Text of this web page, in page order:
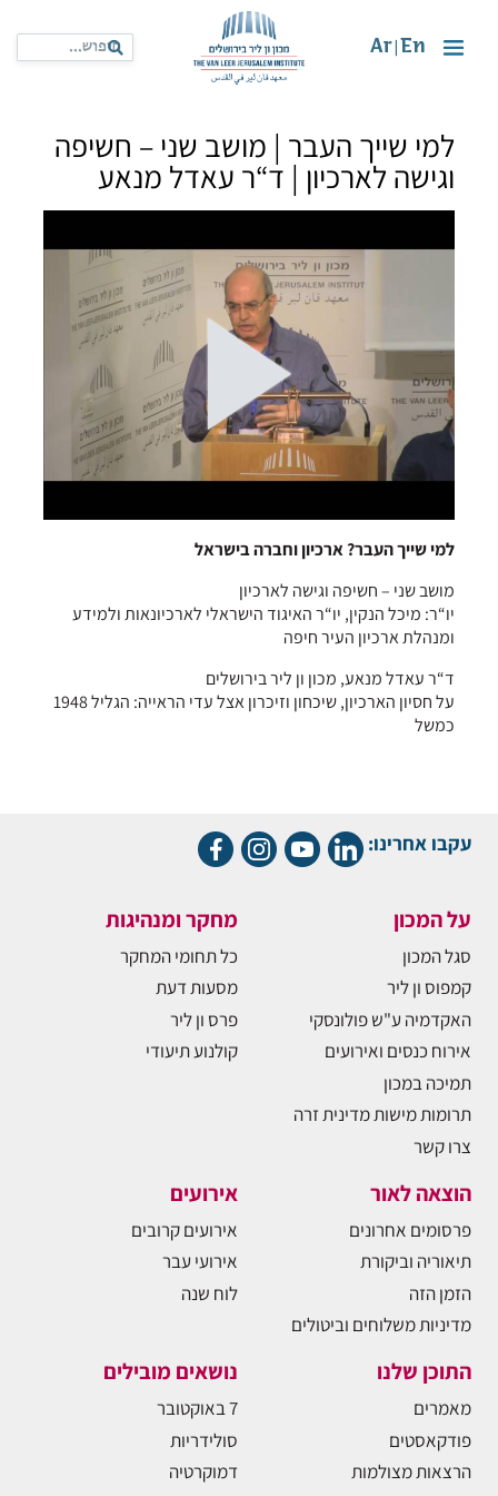
En
Ar
למי שייך העבר | מושב שני – חשיפה
וגישה לארכיון | ד“ר עאדל מנאע
למי שייך העבר? ארכיון וחברה בישראל
מושב שני – חשיפה וגישה לארכיון
יו“ר: מיכל הנקין, יו“ר האיגוד הישראלי לארכיונאות ולמידע
ומנהלת ארכיון העיר חיפה
ד“ר עאדל מנאע, מכון ון ליר בירושלים
על חסיון הארכיון, שיכחון וזיכרון אצל עדי הראייה: הגליל 1948
כמשל
עקבו אחרינו:
על המכון
סגל המכון
קמפוס ון ליר
האקדמיה ע"ש פולונסקי
אירוח כנסים ואירועים
תמיכה במכון
תרומות מישות מדינית זרה
צרו קשר
מחקר ומנהיגות
כל תחומי המחקר
מסעות דעת
פרס ון ליר
קולנוע תיעודי
הוצאה לאור
פרסומים אחרונים
תיאוריה וביקורת
הזמן הזה
מדיניות משלוחים וביטולים
אירועים
אירועים קרובים
אירועי עבר
לוח שנה
התוכן שלנו
מאמרים
פודקאסטים
הרצאות מצולמות
נושאים מובילים
7 באוקטובר
סולידריות
דמוקרטיה